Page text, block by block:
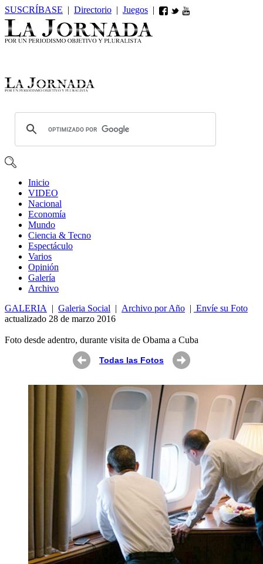
SUSCRÍBASE | Directorio | Juegos |
Inicio
VIDEO
Nacional
Economía
Mundo
Ciencia & Tecno
Espectáculo
Varios
Opinión
Galería
Archivo
GALERIA
| Galeria Social | Archivo por Año | Envíe su Foto
actualizado 28 de marzo 2016
Foto desde adentro, durante visita de Obama a Cuba
Todas las Fotos